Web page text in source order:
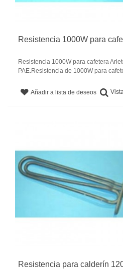
Resistencia 1000W para
Resistencia 1000W para cafetera
PAE.Resistencia de 1000W para
Añadir a lista de deseos
Resistencia para calderín